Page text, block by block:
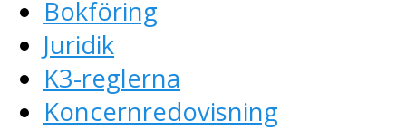
Bokföring
Juridik
K3-reglerna
Koncernredovisning